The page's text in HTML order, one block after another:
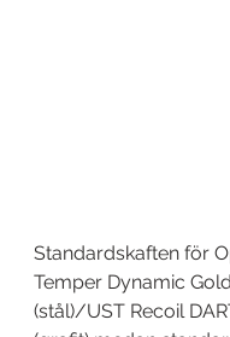
Standardskaften för
Temper Dynamic
(stål)/UST Recoil